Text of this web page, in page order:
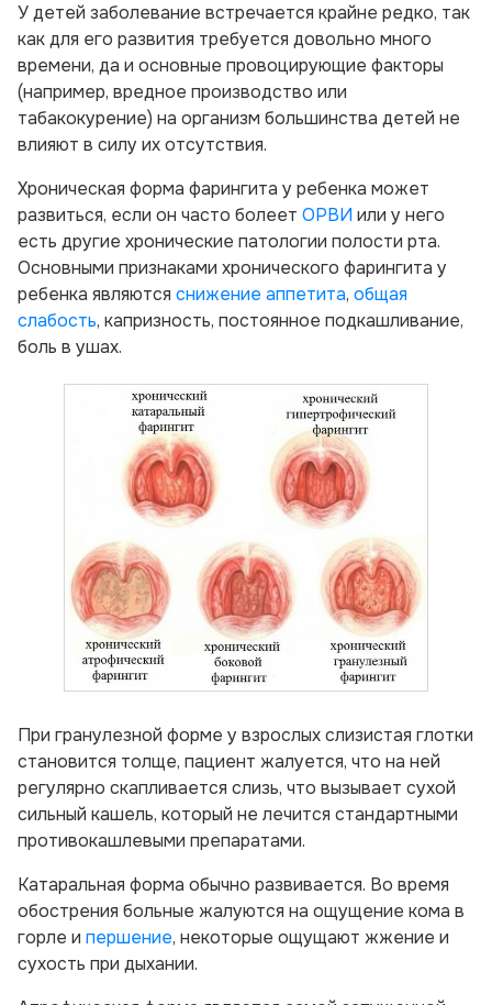
У детей заболевание встречается крайне редко, так
как для его развития требуется довольно много
времени, да и основные провоцирующие факторы
(например, вредное производство или
табакокурение) на организм большинства детей не
влияют в силу их отсутствия.
Хроническая форма фарингита у ребенка может
развиться, если он часто болеет ОРВИ или у него
есть другие хронические патологии полости рта.
Основными признаками хронического фарингита у
ребенка являются снижение аппетита, общая
слабость, капризность, постоянное подкашливание,
боль в ушах.
При гранулезной форме у взрослых слизистая глотки
становится толще, пациент жалуется, что на ней
регулярно скапливается слизь, что вызывает сухой
сильный кашель, который не лечится стандартными
противокашлевыми препаратами.
Катаральная форма обычно развивается. Во время
обострения больные жалуются на ощущение кома в
горле и першение, некоторые ощущают жжение и
сухость при дыхании.